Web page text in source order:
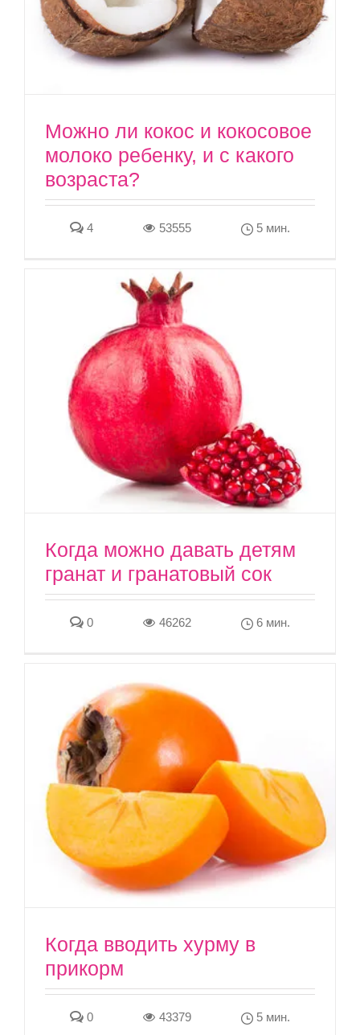
Можно ли кокос и кокосовое
молоко ребенку, и с какого
возраста?
4 53555 5 мин.
Когда можно давать детям
гранат и гранатовый сок
0 46262 6 мин.
Когда вводить хурму в
прикорм
0 43379 5 мин.